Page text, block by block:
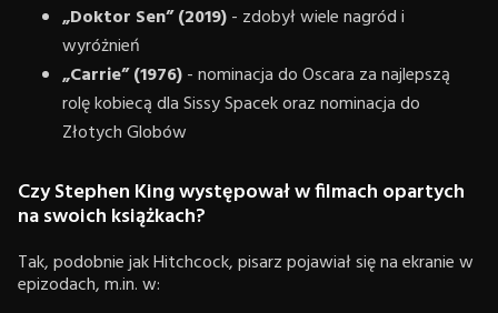
„Doktor Sen” (2019)- zdobył wiele nagród i
wyróżnień
„Carrie” (1976)- nominacja do Oscara za najlepszą
rolę kobiecą dla Sissy Spacek oraz nominacja do
Złotych Globów
Czy Stephen King występował w filmach opartych
na swoich książkach?
Tak, podobnie jak Hitchcock, pisarz pojawiał się na ekranie w
epizodach, m.in. w: